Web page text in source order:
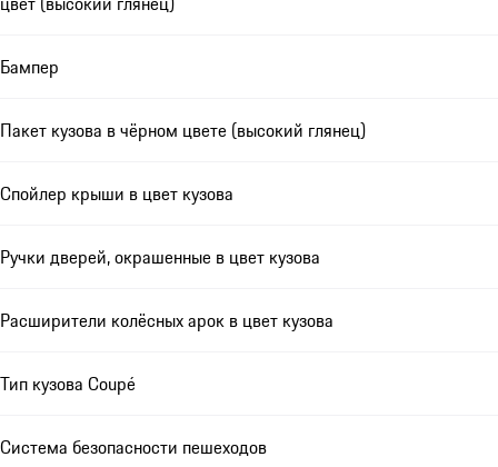
Бампер
Пакет кузова в чёрном цвете (высокий глянец)
Спойлер крыши в цвет кузова
Ручки дверей, окрашенные в цвет кузова
Расширители колёсных арок в цвет кузова
Тип кузова Coupé
Система безопасности пешеходов